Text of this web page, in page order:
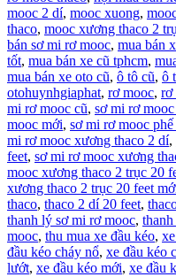
mooc 2 dí, mooc xuong,
thaco, mooc xương thaco 2
bán sơ mi rơ mooc, mua bán
tốt, mua bán xe cũ tphcm,
mua bán xe oto cũ, ô tô cũ, ô
otohuynhgiaphat, rơ mooc, rơ
mi rơ mooc cũ, sơ mi rơ
mooc mới, sơ mi rơ mooc phế
mi rơ mooc xương thaco 2 dí,
feet, sơ mi rơ mooc xương
mooc xương thaco 2 trục 20
xương thaco 2 trục 20 feet
thaco, thaco 2 dí 20 feet,
thanh lý sơ mi rơ mooc,
mooc, thu mua xe đầu kéo,
đầu kéo cháy nổ, xe đầu kéo
lướt, xe đầu kéo mới, xe đầu